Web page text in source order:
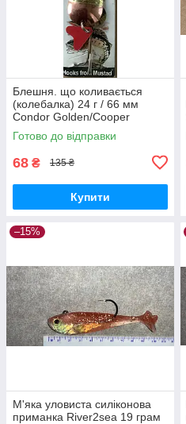
Блешня. що коливається
(колебалка) 24 г / 66 мм
Condor Golden/Cooper
Готово до відправки
68 ₴ 135 ₴
Купити
–15%
М'яка уловиста силіконова
приманка River2sea 19 грам